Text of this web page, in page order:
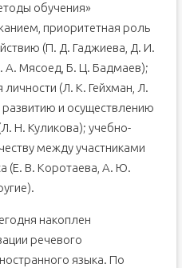
и песням
приложения
изучения английского
английского языка.
английского языка.»
обучения»
приоритетная роль
(П. Д. Гаджиева, Д. И.
А. Мясоед, Б. Ц. Бадмаев);
(Л. К. Гейхман, Л.
и осуществлению
Н. Куликова); учебно-
между участниками
(Е. В. Коротаева, А. Ю.
накоплен
речевого
языка. По